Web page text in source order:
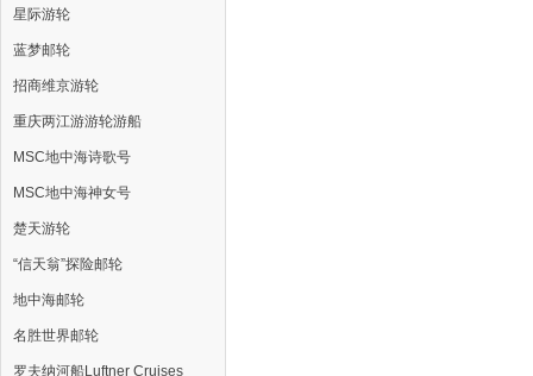
星际游轮
蓝梦邮轮
招商维京游轮
重庆两江游游轮游船
MSC地中海诗歌号
MSC地中海神女号
楚天游轮
“信天翁”探险邮轮
地中海邮轮
名胜世界邮轮
罗夫纳河船Luftner Cruises